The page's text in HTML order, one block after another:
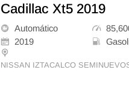
Cadillac Xt5 2019
Automático
2019
NISSAN IZTACALCO